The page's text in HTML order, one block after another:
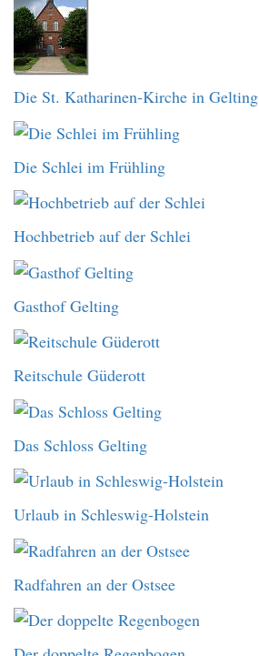
Die St. Katharinen-Kirche in Gelting
Die Schlei im Frühling
Hochbetrieb auf der Schlei
Gasthof Gelting
Reitschule Güderott
Das Schloss Gelting
Urlaub in Schleswig-Holstein
Radfahren an der Ostsee